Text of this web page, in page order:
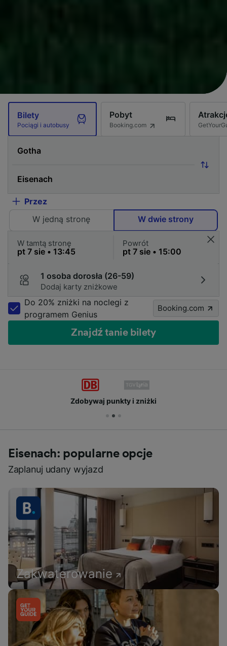
Bilety
Pociągi i autobusy
Pobyt
Booking.com
Przez
W jedną stronę
W dwie strony
W tamtą stronę Powrót
1 osoba dorosła (26-59)
Dodaj karty zniżkowe
Do 20% zniżki na noclegi z
programem Genius
Booking.com
Znajdź tanie bilety
Zdobywaj punkty i zniżki
Eisenach: popularne opcje
Zaplanuj udany wyjazd
Zakwaterowanie